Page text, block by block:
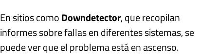
En sitios comoDowndetector, que recopilan
informes sobre fallas en diferentes sistemas, se
puede ver que el problema está en ascenso.